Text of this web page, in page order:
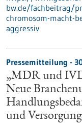
bw.de/fachbeitrag/
chromosom-macht-
aggressiv
Pressemitteilung -
„MDR und
Neue
und